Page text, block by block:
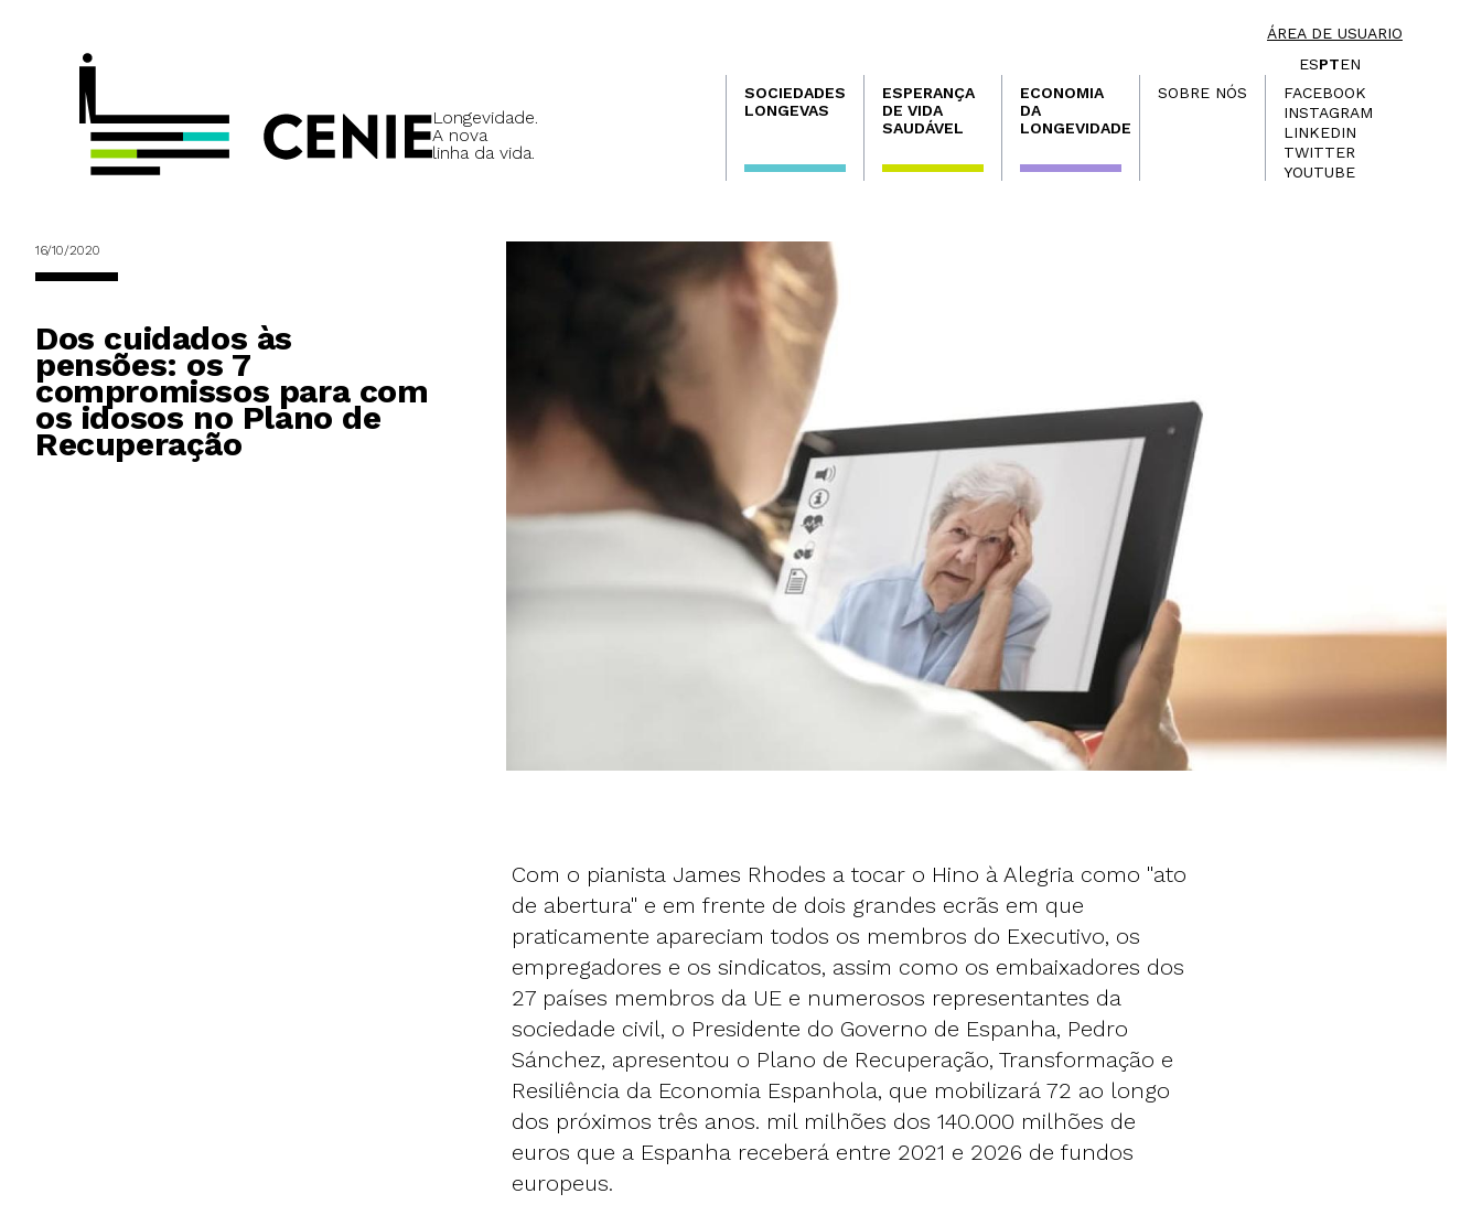
ÁREA DE USUARIO
Longevidade.
A nova
linha da vida.
ESPTEN
Navegación
principal
SOCIEDADES
LONGEVAS
ESPERANÇA
DE VIDA
SAUDÁVEL
ECONOMIA
DA
LONGEVIDADE
SOBRE NÓS
FACEBOOK
INSTAGRAM
LINKEDIN
TWITTER
YOUTUBE
16/10/2020
Dos cuidados às
pensões: os 7
compromissos para com
os idosos no Plano de
Recuperação
Com o pianista James Rhodes a tocar o Hino à Alegria como "ato
de abertura" e em frente de dois grandes ecrãs em que
praticamente apareciam todos os membros do Executivo, os
empregadores e os sindicatos, assim como os embaixadores dos
27 países membros da UE e numerosos representantes da
sociedade civil, o Presidente do Governo de Espanha, Pedro
Sánchez, apresentou o Plano de Recuperação, Transformação e
Resiliência da Economia Espanhola, que mobilizará 72 ao longo
dos próximos três anos. mil milhões dos 140.000 milhões de
euros que a Espanha receberá entre 2021 e 2026 de fundos
europeus.